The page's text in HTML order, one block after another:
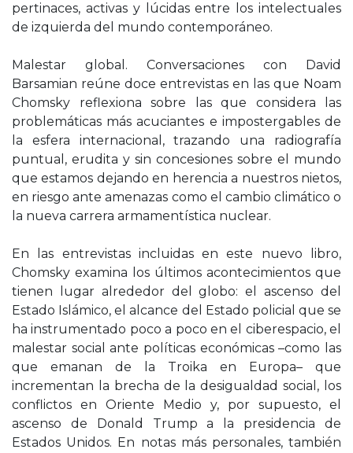
pertinaces, activas y lúcidas entre los intelectuales
de izquierda del mundo contemporáneo.
Malestar global. Conversaciones con David
Barsamian reúne doce entrevistas en las que Noam
Chomsky reflexiona sobre las que considera las
problemáticas más acuciantes e impostergables de
la esfera internacional, trazando una radiografía
puntual, erudita y sin concesiones sobre el mundo
que estamos dejando en herencia a nuestros nietos,
en riesgo ante amenazas como el cambio climático o
la nueva carrera armamentística nuclear.
En las entrevistas incluidas en este nuevo libro,
Chomsky examina los últimos acontecimientos que
tienen lugar alrededor del globo: el ascenso del
Estado Islámico, el alcance del Estado policial que se
ha instrumentado poco a poco en el ciberespacio, el
malestar social ante políticas económicas –como las
que emanan de la Troika en Europa– que
incrementan la brecha de la desigualdad social, los
conflictos en Oriente Medio y, por supuesto, el
ascenso de Donald Trump a la presidencia de
Estados Unidos. En notas más personales, también